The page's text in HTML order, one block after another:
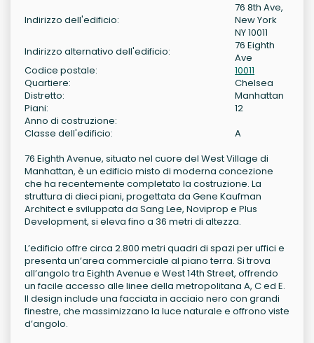
Indirizzo dell'edificio:
76 8th Ave,
New York
NY 10011
Indirizzo alternativo dell'edificio:
76 Eighth
Ave
Codice postale:
10011
Quartiere:
Chelsea
Distretto:
Manhattan
Piani:
12
Anno di costruzione:
Classe dell'edificio:
A
76 Eighth Avenue, situato nel cuore del West Village di
Manhattan, è un edificio misto di moderna concezione
che ha recentemente completato la costruzione. La
struttura di dieci piani, progettata da Gene Kaufman
Architect e sviluppata da Sang Lee, Noviprop e Plus
Development, si eleva fino a 36 metri di altezza.
L’edificio offre circa 2.800 metri quadri di spazi per uffici e
presenta un’area commerciale al piano terra. Si trova
all’angolo tra Eighth Avenue e West 14th Street, offrendo
un facile accesso alle linee della metropolitana A, C ed E.
Il design include una facciata in acciaio nero con grandi
finestre, che massimizzano la luce naturale e offrono viste
d’angolo.